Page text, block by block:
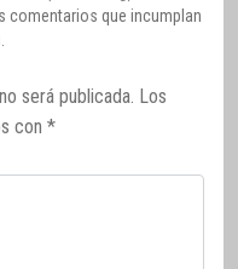
comentarios que incumplan
será publicada. Los
con *